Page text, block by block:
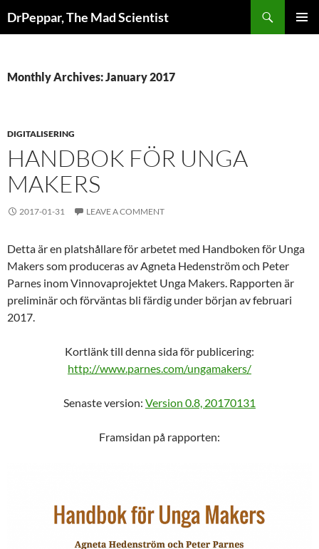
toDrPeppar, The Mad Scientist
Monthly Archives: January 2017
DIGITALISERING
HANDBOK FÖR UNGA
MAKERS
2017-01-31 LEAVE A COMMENT
Detta är en platshållare för arbetet med Handboken för Unga
Makers som produceras av Agneta Hedenström och Peter
Parnes inom Vinnovaprojektet Unga Makers. Rapporten är
preliminär och förväntas bli färdig under början av februari
2017.
Kortlänk till denna sida för publicering:
http://www.parnes.com/ungamakers/
Senaste version: Version 0.8, 20170131
Framsidan på rapporten: